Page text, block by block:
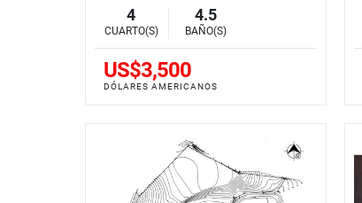
4
CUARTO(S)
4.5
BAÑO(S)
US$3,500
DÓLARES AMERICANOS